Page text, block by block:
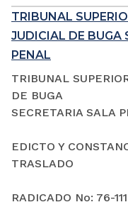
TRIBUNAL
JUDICIAL DE BUGA
PENAL
TRIBUNAL
DE BUGA
SECRETARIA SALA
EDICTO Y
TRASLADO
RADICADO No: 76-